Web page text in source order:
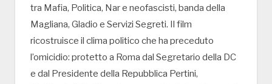
tra Mafia, Politica, Nar e neofascisti, banda della
Magliana, Gladio e Servizi Segreti. Il film
ricostruisce il clima politico che ha preceduto
l’omicidio: protetto a Roma dal Segretario della DC
e dal Presidente della Repubblica Pertini,